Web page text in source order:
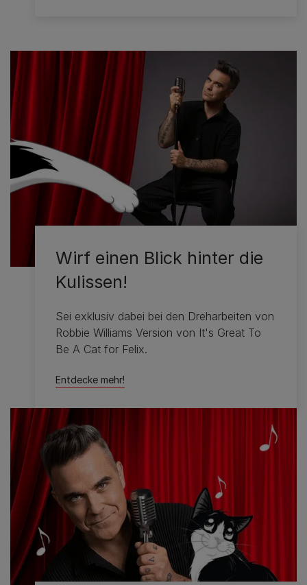
Wirf einen Blick hinter die
Kulissen!
Sei exklusiv dabei bei den Dreharbeiten von
Robbie Williams Version von It's Great To
Be A Cat for Felix.
Entdecke mehr!